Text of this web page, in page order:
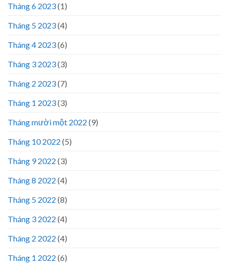
Tháng 6 2023(1)
Tháng 5 2023(4)
Tháng 4 2023(6)
Tháng 3 2023(3)
Tháng 2 2023(7)
Tháng 1 2023(3)
Tháng mười một 2022 (9)
Tháng 10 2022 (5)
Tháng 9 2022 (3)
Tháng 8 2022 (4)
Tháng 5 2022 (8)
Tháng 3 2022 (4)
Tháng 2 2022 (4)
Tháng 1 2022 (6)